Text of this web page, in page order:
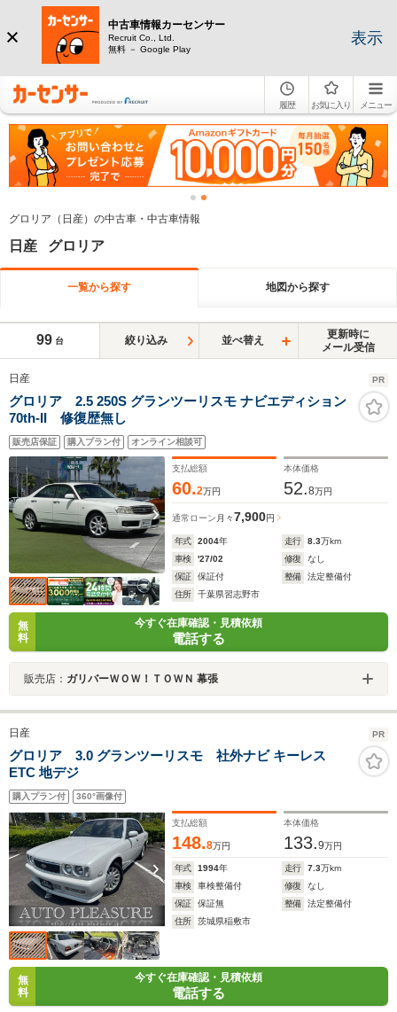
中古車情報カーセンサー
Recruit Co., Ltd.
無料 － Google Play
表示
履歴 お気に入り メニュー
グロリア（日産）の中古車・中古車情報
日産 グロリア
一覧から探す 地図から探す
99 台 絞り込み 並べ替え
更新時に
メール受信
日産 PR
グロリア 2.5 250S グランツーリスモ ナビエディション
70th-II 修復歴無し
販売店保証 購入プラン付 オンライン相談可
支払総額
60.2万円
本体価格
52.8万円
通常ローン 月々7,900円
年式 2004年 走行 8.3万km
車検
'27/02 修復
なし
保証
保証付 整備
法定整備付
住所
千葉県習志野市
無
料
今すぐ在庫確認・見積依頼
電話する
販売店： ガリバーＷＯＷ！ＴＯＷＮ 幕張
日産 PR
グロリア 3.0 グランツーリスモ 社外ナビ キーレス
ETC 地デジ
購入プラン付 360°画像付
支払総額
148.8万円
本体価格
133.9万円
年式 1994年 走行 7.3万km
車検
車検整備付 修復
なし
保証
保証無 整備
法定整備付
住所
茨城県稲敷市
無
料
今すぐ在庫確認・見積依頼
電話する